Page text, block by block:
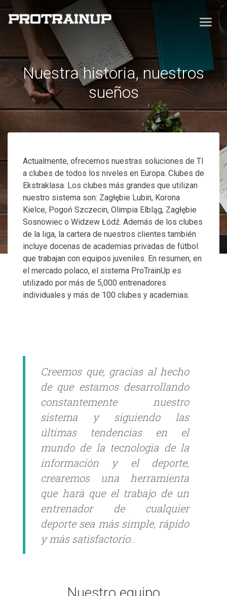
Nuestra historia, nuestros
sueños
Actualmente, ofrecemos nuestras soluciones de TI
a clubes de todos los niveles en Europa. Clubes de
Ekstraklasa. Los clubes más grandes que utilizan
nuestro sistema son: Zagłębie Lubin, Korona
Kielce, Pogoń Szczecin, Olimpia Elbląg, Zagłębie
Sosnowiec o Widzew Łódź. Además de los clubes
de la liga, la cartera de nuestros clientes también
incluye docenas de academias privadas de fútbol
que trabajan con equipos juveniles. En resumen, en
el mercado polaco, el sistema ProTrainUp es
utilizado por más de 5,000 entrenadores
individuales y más de 100 clubes y academias.
Creemos que, gracias al hecho
de que estamos desarrollando
constantemente nuestro
sistema y siguiendo las
últimas tendencias en el
mundo de la tecnología de la
información y el deporte,
crearemos una herramienta
que hará que el trabajo de un
entrenador de cualquier
deporte sea más simple, rápido
y más satisfactorio..